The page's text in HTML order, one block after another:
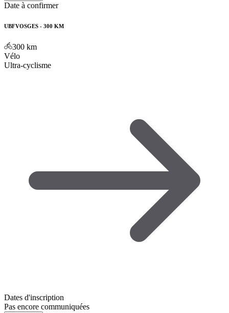
Date à confirmer
UBFVOSGES - 300 KM
300 km
Vélo
Ultra-cyclisme
Dates d'inscription
Pas encore communiquées